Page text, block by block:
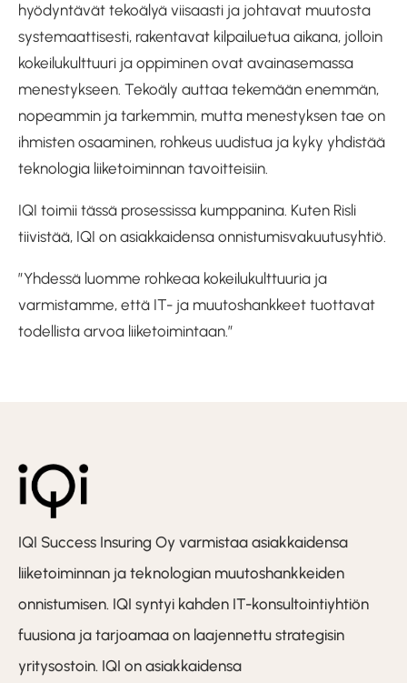
hyödyntävät tekoälyä viisaasti ja johtavat muutosta
systemaattisesti, rakentavat kilpailuetua aikana, jolloin
kokeilukulttuuri ja oppiminen ovat avainasemassa
menestykseen. Tekoäly auttaa tekemään enemmän,
nopeammin ja tarkemmin, mutta menestyksen tae on
ihmisten osaaminen, rohkeus uudistua ja kyky yhdistää
teknologia liiketoiminnan tavoitteisiin.
IQI toimii tässä prosessissa kumppanina. Kuten Risli
tiivistää, IQI on asiakkaidensa onnistumisvakuutusyhtiö.
”Yhdessä luomme rohkeaa kokeilukulttuuria ja
varmistamme, että IT- ja muutoshankkeet tuottavat
todellista arvoa liiketoimintaan.”
IQI Success Insuring Oy varmistaa asiakkaidensa
liiketoiminnan ja teknologian muutoshankkeiden
onnistumisen. IQI syntyi kahden IT-konsultointiyhtiön
fuusiona ja tarjoamaa on laajennettu strategisin
yritysostoin. IQI on asiakkaidensa